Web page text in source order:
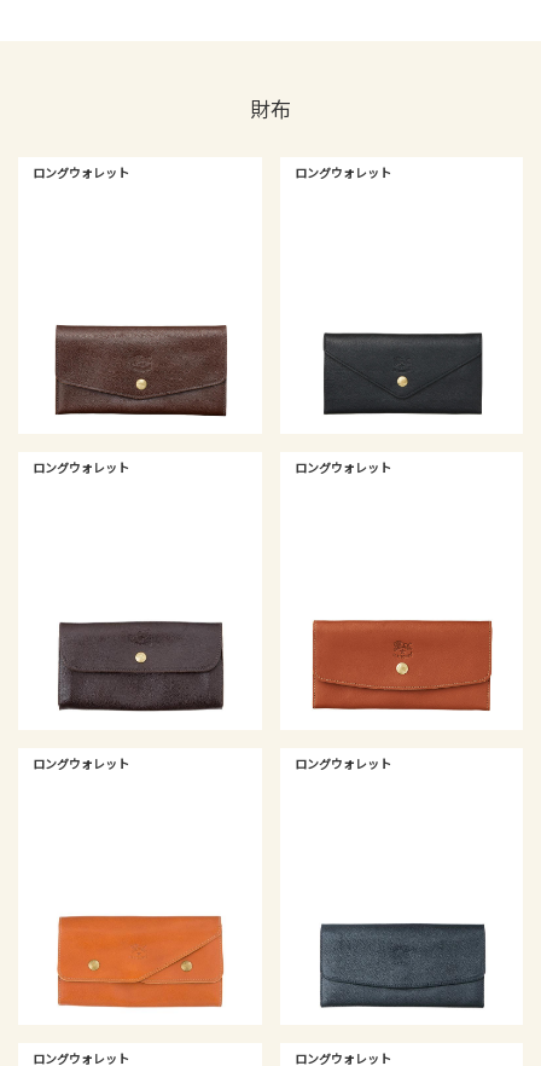
財布
ロングウォレット ロングウォレット
ロングウォレット ロングウォレット
ロングウォレット ロングウォレット
ロングウォレット ロングウォレット